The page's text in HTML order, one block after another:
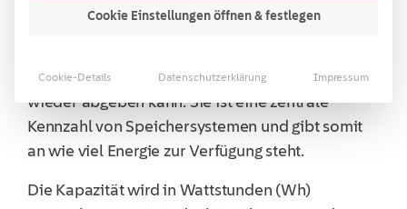
Batteriespeichers
beschreibt
die der Speicher aufnehmen, speichern und
wieder abgeben kann. Sie ist eine zentrale
Kennzahl von Speichersystemen und gibt somit
an wie viel Energie zur Verfügung steht.
Die Kapazität wird in Wattstunden (Wh)
Cookie Einstellungen öffnen & festlegen
Cookie-Details Datenschutzerklärung Impressum